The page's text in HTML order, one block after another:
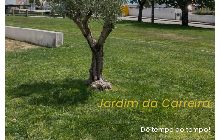
Jardim da Carreira
Dê tempo ao tempo!